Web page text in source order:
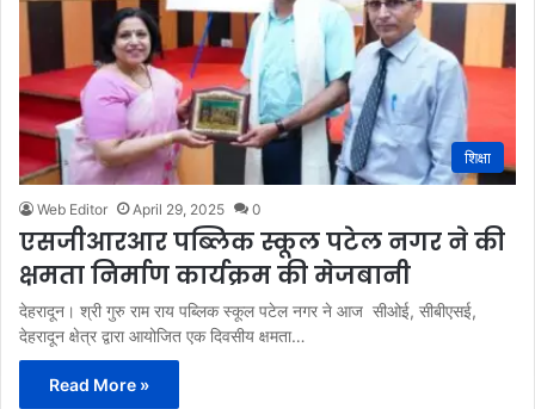
शिक्षा
Web Editor April 29, 2025 0
एसजीआरआर पब्लिक स्कूल पटेल नगर ने की
क्षमता निर्माण कार्यक्रम की मेजबानी
देहरादून। श्री गुरु राम राय पब्लिक स्कूल पटेल नगर ने आज सीओई, सीबीएसई,
देहरादून क्षेत्र द्वारा आयोजित एक दिवसीय क्षमता…
Read More »